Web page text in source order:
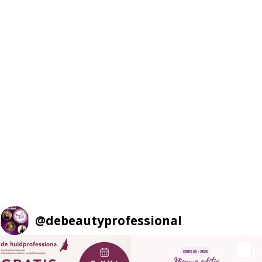
@debeautyprofessional